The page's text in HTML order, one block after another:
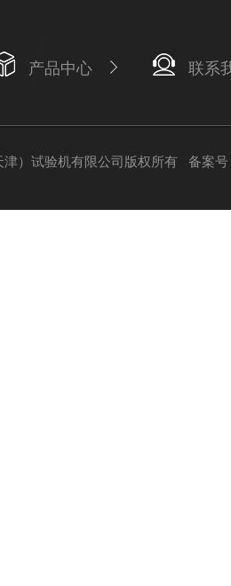
产品中心 联系
）试验机有限公司版权所有 备案号